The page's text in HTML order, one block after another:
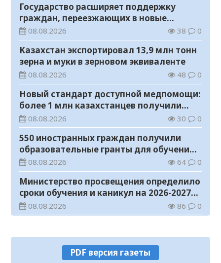
Государство расширяет поддержку
граждан, переезжающих в новые
регионы для работы
08.08.2026 38 0
Казахстан экспортировал 13,9 млн тонн
зерна и муки в зерновом эквиваленте
08.08.2026 48 0
Новый стандарт доступной медпомощи:
более 1 млн казахстанцев получили
телемедицинские услуги
08.08.2026 30 0
550 иностранных граждан получили
образовательные гранты для обучения в
Казахстане
08.08.2026 64 0
Министерство просвещения определило
сроки обучения и каникул на 2026-2027
учебный год
08.08.2026 86 0
08.08.2026 40 0
У граждан высокие ожидания от
PDF версия газеты